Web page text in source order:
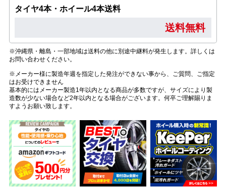
タイヤ4本・ホイール4本送料
送料無料
※沖縄県・離島・一部地域は送料の他に別途中継料が発生します。詳しくは
お問い合わせください。
※メーカー様に製造年週を指定した発注ができない事から、ご質問、ご指定
はお受けできません
基本的にはメーカー製造1年以内となる商品が多数ですが、サイズにより製
造数が少ない場合など2年以内となる場合がございます。何卒ご理解賜りま
すようお願い致します。